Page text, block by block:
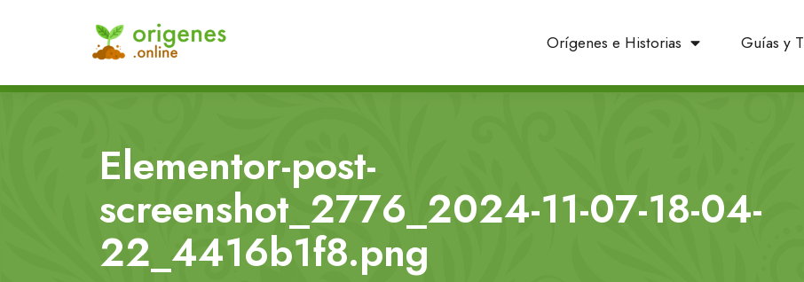
Orígenes e Historias Guías y
Elementor-post-
screenshot_2776_2024-11-07-18-04-
22_4416b1f8.png